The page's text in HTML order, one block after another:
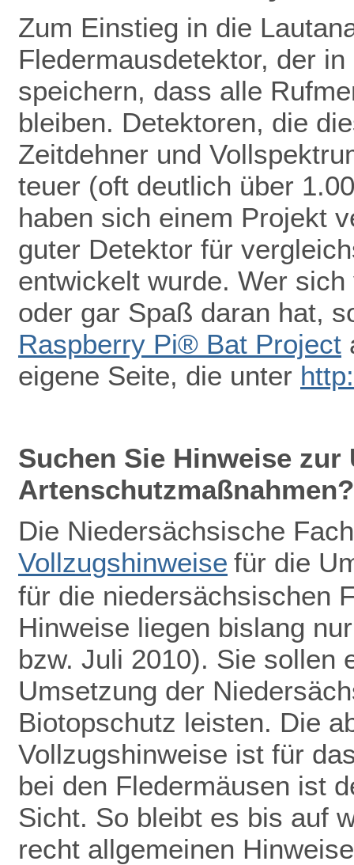
Zum Einstieg in die
Fledermausdetektor, der
speichern, dass alle
bleiben. Detektoren, die
Zeitdehner und
teuer (oft deutlich über
haben sich einem Projekt
guter Detektor für
entwickelt wurde. Wer
oder gar Spaß daran hat,
Raspberry Pi® Bat Project
eigene Seite, die unter
Suchen Sie Hinweise zur
Artenschutzmaßnahmen?
Die Niedersächsische
Vollzugshinweise für die
für die niedersächsischen
Hinweise liegen bislang
bzw. Juli 2010). Sie sollen
Umsetzung der
Biotopschutz leisten. Die
Vollzugshinweise ist für
bei den Fledermäusen ist
Sicht. So bleibt es bis auf
recht allgemeinen